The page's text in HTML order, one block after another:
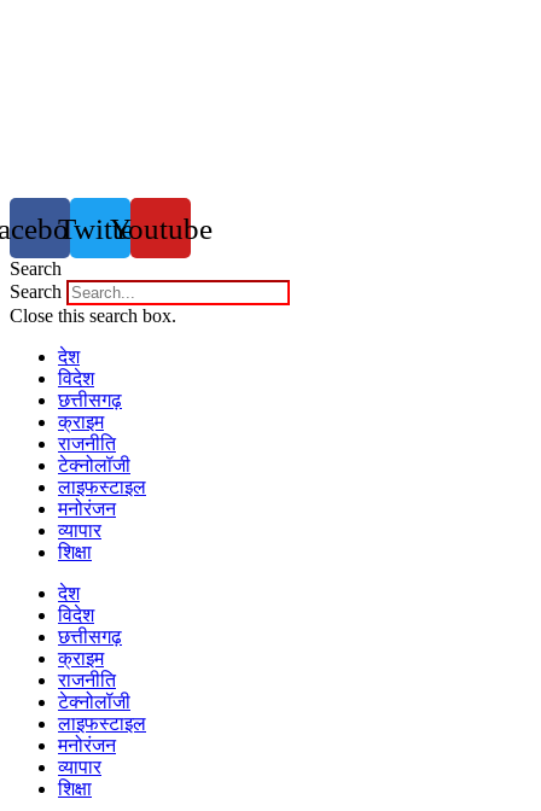
TwitterYoutube
Search
Search
Close this search box.
देश
विदेश
छत्तीसगढ़
क्राइम
राजनीति
टेक्नोलॉजी
लाइफस्टाइल
मनोरंजन
व्यापार
शिक्षा
देश
विदेश
छत्तीसगढ़
क्राइम
राजनीति
टेक्नोलॉजी
लाइफस्टाइल
मनोरंजन
व्यापार
शिक्षा